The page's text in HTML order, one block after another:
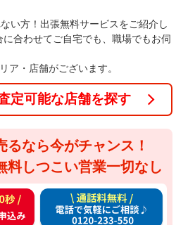
い方！出張無料サービスをご紹介し
に合わせてご自宅でも、職場でもお伺
ア・店舗がございます。
定可能な店舗を探す
るなら今がチャンス！
料しつこい営業一切なし
通